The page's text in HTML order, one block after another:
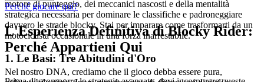
motore di punteggio, dei meccanici nascosti e della mentalità
strategica necessaria per dominare le classifiche e padroneggiare
davvero le strade blocky. Stai per imparare come trasformarti da un
motociclista occasionale in una forza inarrestabile.
1. Le Basi: Tre Abitudini d'Oro
Perché giocare qui?
L'Esperienza Definitiva di Blocky Rider:
Perché Appartieni Qui
Nel nostro DNA, crediamo che il gioco debba essere pura,